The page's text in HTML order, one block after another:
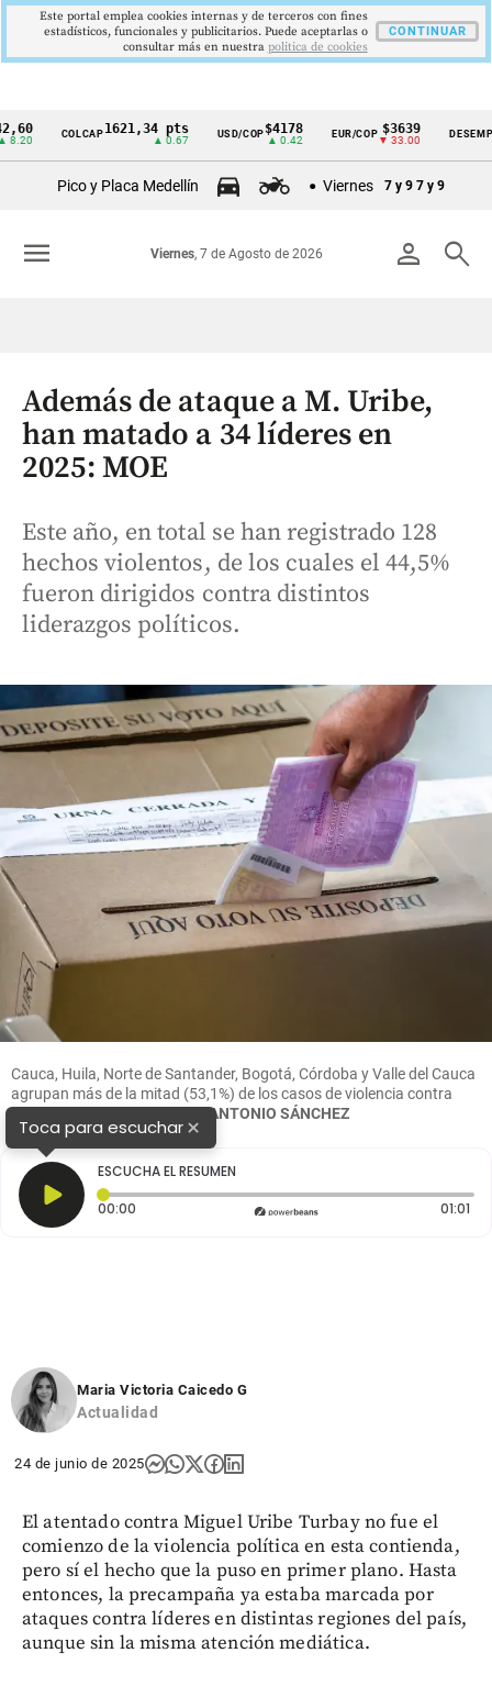
Cintillo
Colombia
COLCAP1621,34 pts USD/COP$4178
▲ 0.42
EUR/COP $3639
▼ 33.00
DESEMPLEO
▼
Pico y Placa Medellín Viernes 7 y 9 7 y 9
person search
Viernes, 7 de Agosto de 2026
menu
Además de ataque a M. Uribe,
han matado a 34 líderes en
2025: MOE
Este año, en total se han registrado 128
hechos violentos, de los cuales el 44,5%
fueron dirigidos contra distintos
liderazgos políticos.
Cauca, Huila, Norte de Santander, Bogotá, Córdoba y Valle del Cauca
agrupan más de la mitad (53,1%) de los casos de violencia contra
líderes políticos.FOTOJUAN ANTONIO SÁNCHEZ
Toca para escuchar×
ESCUCHA EL RESUMEN
00:00 Tiempo transcurrido: 0 segundos 01:01
Maria Victoria Caicedo G
Actualidad
24 de junio de 2025
El atentado contra Miguel Uribe Turbay no fue el
comienzo de la violencia política en esta contienda,
pero sí el hecho que la puso en primer plano. Hasta
entonces, la precampaña ya estaba marcada por
ataques contra líderes en distintas regiones del país,
aunque sin la misma atención mediática.
Este portal emplea cookies internas y de terceros con fines
estadísticos, funcionales y publicitarios. Puede aceptarlas o
consultar más en nuestra politica de cookies
CONTINUAR